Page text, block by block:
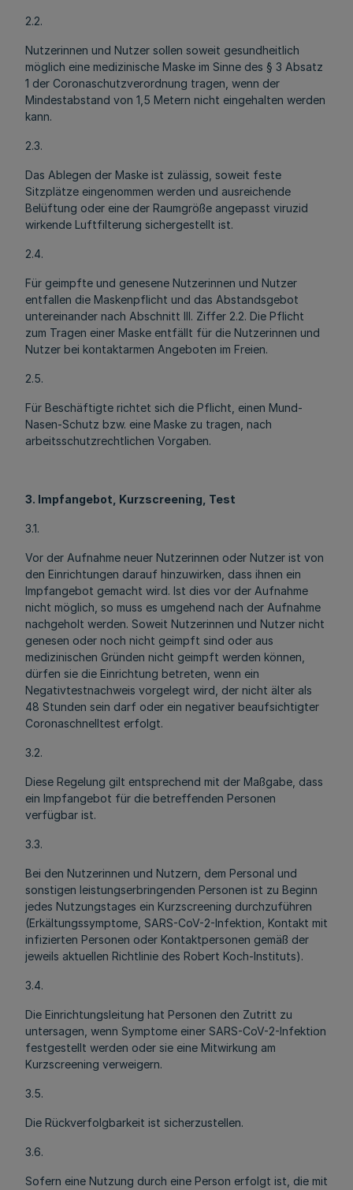
2.2.
Nutzerinnen und Nutzer sollen soweit gesundheitlich
möglich eine medizinische Maske im Sinne des § 3 Absatz
1 der Coronaschutzverordnung tragen, wenn der
Mindestabstand von 1,5 Metern nicht eingehalten werden
kann.
2.3.
Das Ablegen der Maske ist zulässig, soweit feste
Sitzplätze eingenommen werden und ausreichende
Belüftung oder eine der Raumgröße angepasst viruzid
wirkende Luftfilterung sichergestellt ist.
2.4.
Für geimpfte und genesene Nutzerinnen und Nutzer
entfallen die Maskenpflicht und das Abstandsgebot
untereinander nach Abschnitt III. Ziffer 2.2. Die Pflicht
zum Tragen einer Maske entfällt für die Nutzerinnen und
Nutzer bei kontaktarmen Angeboten im Freien.
2.5.
Für Beschäftigte richtet sich die Pflicht, einen Mund-
Nasen-Schutz bzw. eine Maske zu tragen, nach
arbeitsschutzrechtlichen Vorgaben.
3. Impfangebot, Kurzscreening, Test
3.1.
Vor der Aufnahme neuer Nutzerinnen oder Nutzer ist von
den Einrichtungen darauf hinzuwirken, dass ihnen ein
Impfangebot gemacht wird. Ist dies vor der Aufnahme
nicht möglich, so muss es umgehend nach der Aufnahme
nachgeholt werden. Soweit Nutzerinnen und Nutzer nicht
genesen oder noch nicht geimpft sind oder aus
medizinischen Gründen nicht geimpft werden können,
dürfen sie die Einrichtung betreten, wenn ein
Negativtestnachweis vorgelegt wird, der nicht älter als
48 Stunden sein darf oder ein negativer beaufsichtigter
Coronaschnelltest erfolgt.
3.2.
Diese Regelung gilt entsprechend mit der Maßgabe, dass
ein Impfangebot für die betreffenden Personen
verfügbar ist.
3.3.
Bei den Nutzerinnen und Nutzern, dem Personal und
sonstigen leistungserbringenden Personen ist zu Beginn
jedes Nutzungstages ein Kurzscreening durchzuführen
(Erkältungssymptome, SARS-CoV-2-Infektion, Kontakt mit
infizierten Personen oder Kontaktpersonen gemäß der
jeweils aktuellen Richtlinie des Robert Koch-Instituts).
3.4.
Die Einrichtungsleitung hat Personen den Zutritt zu
untersagen, wenn Symptome einer SARS-CoV-2-Infektion
festgestellt werden oder sie eine Mitwirkung am
Kurzscreening verweigern.
3.5.
Die Rückverfolgbarkeit ist sicherzustellen.
3.6.
Sofern eine Nutzung durch eine Person erfolgt ist, die mit